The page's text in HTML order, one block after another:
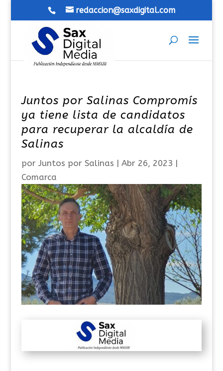
redaccion@saxdigital.com
Juntos por Salinas Compromís
ya tiene lista de candidatos
para recuperar la alcaldía de
Salinas
por Juntos por Salinas | Abr 26, 2023 |
Comarca